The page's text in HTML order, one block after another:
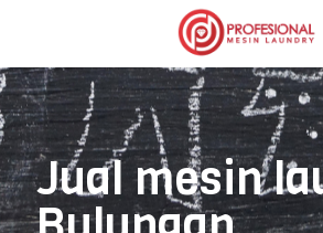
Jual mesin